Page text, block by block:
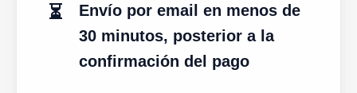
⏳
Envío por email en menos de
30 minutos, posterior a la
confirmación del pago